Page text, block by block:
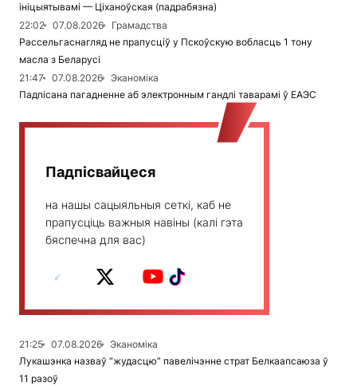
ініцыятывамі — Ціханоўская (падрабязна)
22:02
07.08.2026
Грамадства
Рассельгаснагляд не прапусціў у Пскоўскую вобласць 1 тону
масла з Беларусі
21:47
07.08.2026
Эканоміка
Падпісана пагадненне аб электронным гандлі таварамі ў ЕАЭС
Падпісвайцеся
на нашы сацыяльныя сеткі, каб не
прапусціць важныя навіны (калі гэта
бяспечна для вас)
21:25 07.08.2026
Эканоміка
Лукашэнка назваў “жудасцю” павелічэнне страт Белкаапсаюза ў
11 разоў